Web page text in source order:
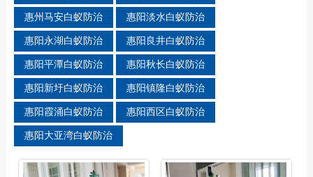
惠州马安白蚁防治 惠阳淡水白蚁防治
惠阳永湖白蚁防治 惠阳良井白蚁防治
惠阳平潭白蚁防治 惠阳秋长白蚁防治
惠阳新圩白蚁防治 惠阳镇隆白蚁防治
惠阳霞涌白蚁防治 惠阳西区白蚁防治
惠阳大亚湾白蚁防治